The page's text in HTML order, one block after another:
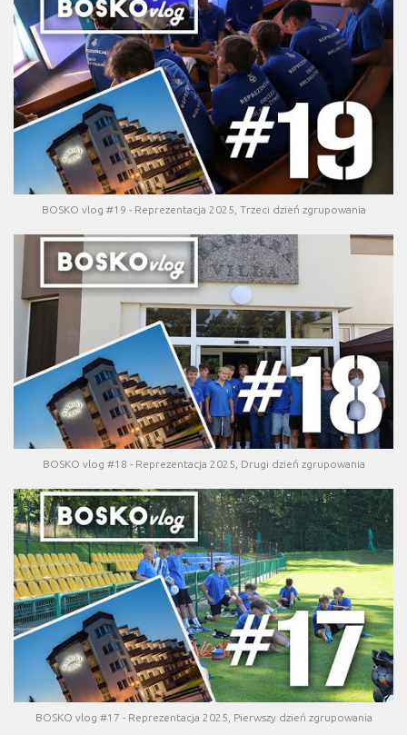
BOSKO vlog #19 - Reprezentacja 2025, Trzeci dzień zgrupowania
BOSKO vlog #18 - Reprezentacja 2025, Drugi dzień zgrupowania
BOSKO vlog #17 - Reprezentacja 2025, Pierwszy dzień zgrupowania